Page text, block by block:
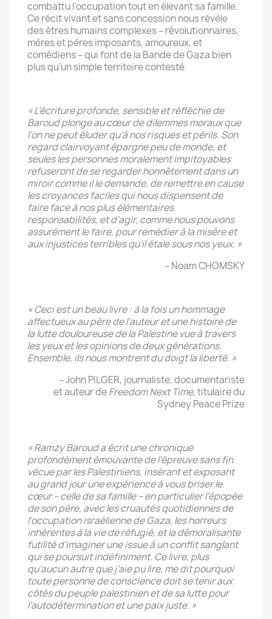
combattu l’occupation tout en élevant sa famille.
Ce récit vivant et sans concession nous révèle
des êtres humains complexes – révolutionnaires,
mères et pères imposants, amoureux, et
comédiens – qui font de la Bande de Gaza bien
plus qu’un simple territoire contesté.
« L’écriture profonde, sensible et réfléchie de
Baroud plonge au cœur de dilemmes moraux que
l’on ne peut éluder qu’à nos risques et périls. Son
regard clairvoyant épargne peu de monde, et
seules les personnes moralement impitoyables
refuseront de se regarder honnêtement dans un
miroir comme il le demande, de remettre en cause
les croyances faciles qui nous dispensent de
faire face à nos plus élémentaires
responsabilités, et d’agir, comme nous pouvons
assurément le faire, pour remédier à la misère et
aux injustices terribles qu’il étale sous nos yeux. »
– Noam CHOMSKY
« Ceci est un beau livre : à la fois un hommage
affectueux au père de l’auteur et une histoire de
la lutte douloureuse de la Palestine vue à travers
les yeux et les opinions de deux générations.
Ensemble, ils nous montrent du doigt la liberté. »
– John PILGER, journaliste, documentariste
et auteur deFreedom Next Time, titulaire du
Sydney Peace Prize
« Ramzy Baroud a écrit une chronique
profondément émouvante de l’épreuve sans fin
vécue par les Palestiniens, insérant et exposant
au grand jour une expérience à vous briser le
cœur – celle de sa famille – en particulier l’épopée
de son père, avec les cruautés quotidiennes de
l’occupation israélienne de Gaza, les horreurs
inhérentes à la vie de réfugié, et la démoralisante
futilité d’imaginer une issue à un conflit sanglant
qui se poursuit indéfiniment. Ce livre, plus
qu’aucun autre que j’aie pu lire, me dit pourquoi
toute personne de conscience doit se tenir aux
côtés du peuple palestinien et de sa lutte pour
l’autodétermination et une paix juste. »